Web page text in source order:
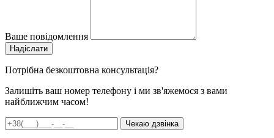
Ваше повідомлення
Потрібна безкоштовна консультація?
Залишіть ваш номер телефону і ми зв'яжемося з вами
найближчим часом!